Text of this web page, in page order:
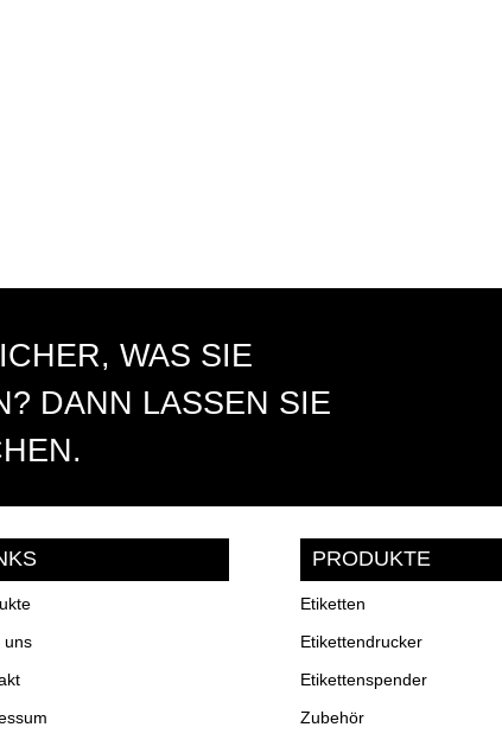
WAS SIE
DANN LASSEN SIE
uns
PRODUKTE
Etiketten
Etikettendrucker
Etikettenspender
Zubehör